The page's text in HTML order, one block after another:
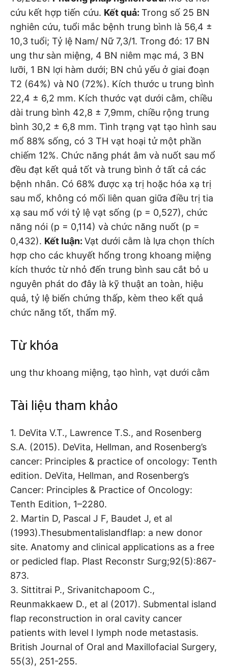
cứu kết hợp tiến cứu. Kết quả: Trong số 25 BN
nghiên cứu, tuổi mắc bệnh trung bình là 56,4 ±
10,3 tuổi; Tỷ lệ Nam/ Nữ 7,3/1. Trong đó: 17 BN
ung thư sàn miệng, 4 BN niêm mạc má, 3 BN
lưỡi, 1 BN lợi hàm dưới; BN chủ yếu ở giai đoạn
T2 (64%) và N0 (72%). Kích thước u trung bình
22,4 ± 6,2 mm. Kích thước vạt dưới cằm, chiều
dài trung bình 42,8 ± 7,9mm, chiều rộng trung
bình 30,2 ± 6,8 mm. Tình trạng vạt tạo hình sau
mổ 88% sống, có 3 TH vạt hoại tử một phần
chiếm 12%. Chức năng phát âm và nuốt sau mổ
đều đạt kết quả tốt và trung bình ở tất cả các
bệnh nhân. Có 68% được xạ trị hoặc hóa xạ trị
sau mổ, không có mối liên quan giữa điều trị tia
xạ sau mổ với tỷ lệ vạt sống (p = 0,527), chức
năng nói (p = 0,114) và chức năng nuốt (p =
0,432). Kết luận: Vạt dưới cằm là lựa chọn thích
hợp cho các khuyết hổng trong khoang miệng
kích thước từ nhỏ đến trung bình sau cắt bỏ u
nguyên phát do đây là kỹ thuật an toàn, hiệu
quả, tỷ lệ biến chứng thấp, kèm theo kết quả
chức năng tốt, thẩm mỹ.
Từ khóa
ung thư khoang miệng, tạo hình, vạt dưới cằm
Tài liệu tham khảo
1. DeVita V.T., Lawrence T.S., and Rosenberg
S.A. (2015). DeVita, Hellman, and Rosenberg’s
cancer: Principles & practice of oncology: Tenth
edition. DeVita, Hellman, and Rosenberg’s
Cancer: Principles & Practice of Oncology:
Tenth Edition, 1–2280.
2. Martin D, Pascal J F, Baudet J, et al
(1993).Thesubmentalislandflap: a new donor
site. Anatomy and clinical applications as a free
or pedicled flap. Plast Reconstr Surg;92(5):867-
873.
3. Sittitrai P., Srivanitchapoom C.,
Reunmakkaew D., et al (2017). Submental island
flap reconstruction in oral cavity cancer
patients with level I lymph node metastasis.
British Journal of Oral and Maxillofacial Surgery,
55(3), 251-255.